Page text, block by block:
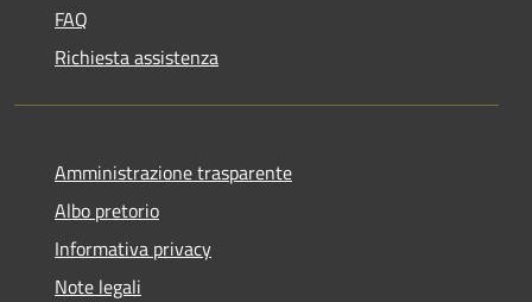
FAQ
Richiesta assistenza
Amministrazione trasparente
Albo pretorio
Informativa privacy
Note legali